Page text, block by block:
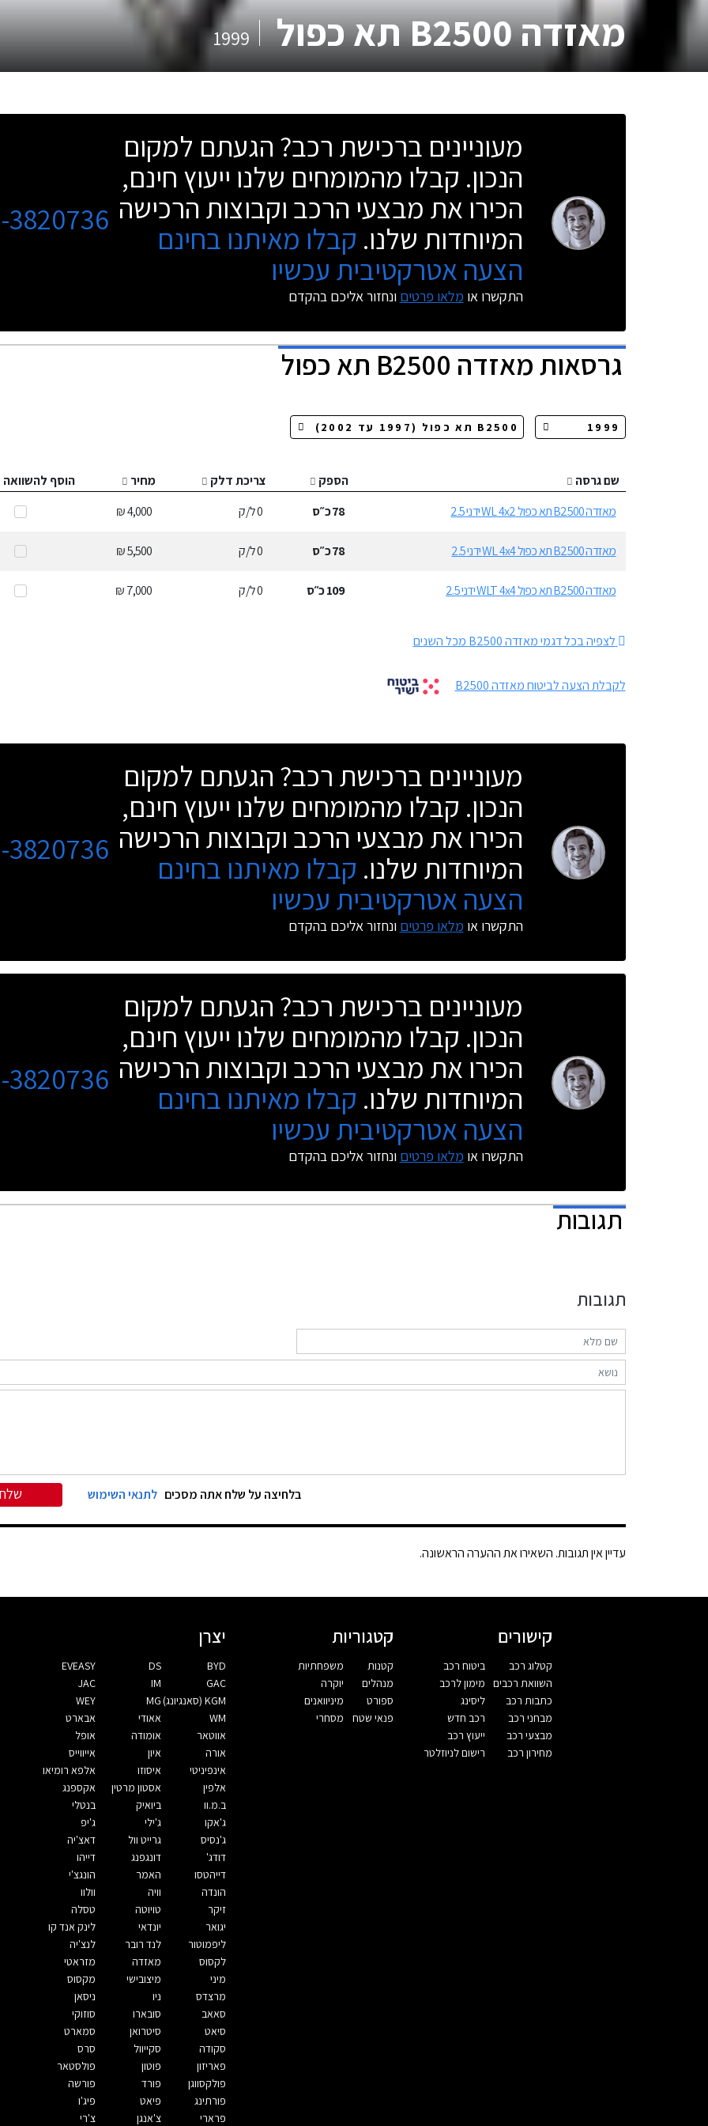
מאזדה B2500 תא כפול 1999
מעוניינים ברכישת רכב? הגעתם למקום
הנכון. קבלו מהמומחים שלנו ייעוץ חינם,
הכירו את מבצעי הרכב וקבוצות הרכישה
המיוחדות שלנו. קבלו מאיתנו בחינם
הצעה אטרקטיבית עכשיו
התקשרו או מלאו פרטים ונחזור אליכם בהקדם
3820736
גרסאותמאזדה B2500 תא כפול
שם גרסה הספק צריכת דלק מחיר
הוסף להשוואה
מאזדה B2500 תא כפול WL 4x2 ידני 2.5
78כ״ס 0ל/ק 4,000 ₪
מאזדה B2500 תא כפול WL 4x4 ידני 2.5 78כ״ס 0ל/ק 5,500 ₪
מאזדה B2500 תא כפול WLT 4x4 ידני 2.5 109כ״ס 0ל/ק 7,000 ₪
לצפיה בכל דגמי מאזדה B2500 מכל השנים
לקבלת הצעה לביטוח מאזדה B2500
מעוניינים ברכישת רכב? הגעתם למקום
הנכון. קבלו מהמומחים שלנו ייעוץ חינם,
הכירו את מבצעי הרכב וקבוצות הרכישה
המיוחדות שלנו. קבלו מאיתנו בחינם
הצעה אטרקטיבית עכשיו
התקשרו או מלאו פרטים ונחזור אליכם בהקדם
3820736
מעוניינים ברכישת רכב? הגעתם למקום
הנכון. קבלו מהמומחים שלנו ייעוץ חינם,
הכירו את מבצעי הרכב וקבוצות הרכישה
המיוחדות שלנו. קבלו מאיתנו בחינם
הצעה אטרקטיבית עכשיו
התקשרו או מלאו פרטים ונחזור אליכם בהקדם
3820736
תגובות
תגובות
בלחיצה על שלח אתה מסכים לתנאי השימוש
עדיין אין תגובות. השאירו את ההערה הראשונה.
קישורים
קטלוג רכב
השוואת רכבים
כתבות רכב
מבחני רכב
מבצעי רכב
מחירון רכב
ביטוח רכב
מימון לרכב
ליסינג
רכב חדש
ייעוץ רכב
רישום לניוזלטר
קטגוריות
קטנות
מנהלים
ספורט
פנאי שטח
משפחתיות
יוקרה
מיניוואנים
מסחרי
יצרן
BYD
DS
EVEASY
GAC
IM
JAC
KGM (סאנגיונג)
MG
WEY
WM
אאודי
אבארט
אווטאר
אומודה
אופל
אורה
איון
אייווייס
אינפיניטי
איסוזו
אלפא רומיאו
אלפין
אסטון מרטין
אקספנג
ב.מ.וו
ביואיק
בנטלי
ג'אקו
ג'ילי
ג'יפ
ג'נסיס
גרייט וול
דאצ'יה
דודג'
דונגפנג
דייהו
דייהטסו
האמר
הונגצ'י
הונדה
וויה
וולוו
זיקר
טויוטה
טסלה
יגואר
יונדאי
לינק אנד קו
ליפמוטור
לנד רובר
לנצ'יה
לקסוס
מאזדה
מזראטי
מיני
מיצובישי
מקסוס
מרצדס
ניו
ניסאן
סאאב
סובארו
סוזוקי
סיאט
סיטרואן
סמארט
סקודה
סקייוול
סרס
פאריזון
פוטון
פולסטאר
פולקסווגן
פורד
פורשה
פורתינג
פיאט
פיג'ו
פרארי
צ'אנגן צ'רי